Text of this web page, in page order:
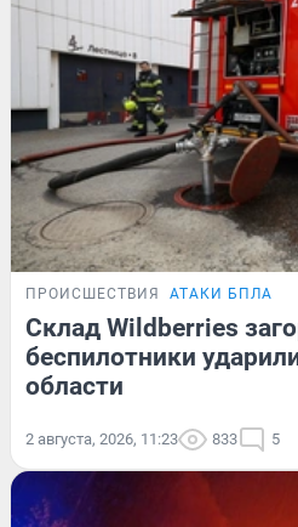
ПРОИСШЕСТВИЯ АТАКИ БПЛА
Склад Wildberries
беспилотники
области
2 августа, 2026, 11:23 833 5